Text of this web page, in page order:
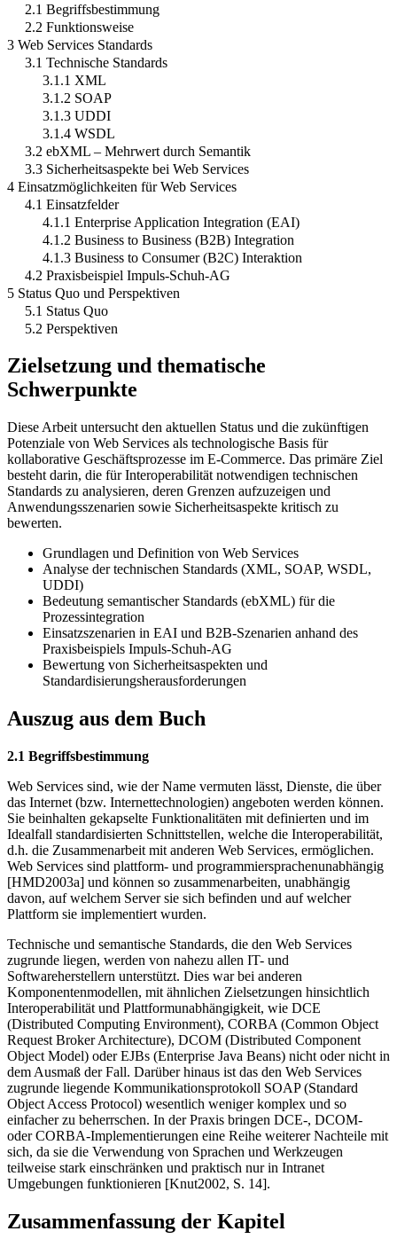
2.1 Begriffsbestimmung
2.2 Funktionsweise
3 Web Services Standards
3.1 Technische Standards
3.1.1 XML
3.1.2 SOAP
3.1.3 UDDI
3.1.4 WSDL
3.2 ebXML – Mehrwert durch Semantik
3.3 Sicherheitsaspekte bei Web Services
4 Einsatzmöglichkeiten für Web Services
4.1 Einsatzfelder
4.1.1 Enterprise Application Integration (EAI)
4.1.2 Business to Business (B2B) Integration
4.1.3 Business to Consumer (B2C) Interaktion
4.2 Praxisbeispiel Impuls-Schuh-AG
5 Status Quo und Perspektiven
5.1 Status Quo
5.2 Perspektiven
Zielsetzung und thematische
Schwerpunkte
Diese Arbeit untersucht den aktuellen Status und die zukünftigen
Potenziale von Web Services als technologische Basis für
kollaborative Geschäftsprozesse im E-Commerce. Das primäre Ziel
besteht darin, die für Interoperabilität notwendigen technischen
Standards zu analysieren, deren Grenzen aufzuzeigen und
Anwendungsszenarien sowie Sicherheitsaspekte kritisch zu
bewerten.
Grundlagen und Definition von Web Services
Analyse der technischen Standards (XML, SOAP, WSDL,
UDDI)
Bedeutung semantischer Standards (ebXML) für die
Prozessintegration
Einsatzszenarien in EAI und B2B-Szenarien anhand des
Praxisbeispiels Impuls-Schuh-AG
Bewertung von Sicherheitsaspekten und
Standardisierungsherausforderungen
Auszug aus dem Buch
2.1 Begriffsbestimmung
Web Services sind, wie der Name vermuten lässt, Dienste, die über
das Internet (bzw. Internettechnologien) angeboten werden können.
Sie beinhalten gekapselte Funktionalitäten mit definierten und im
Idealfall standardisierten Schnittstellen, welche die Interoperabilität,
d.h. die Zusammenarbeit mit anderen Web Services, ermöglichen.
Web Services sind plattform- und programmiersprachenunabhängig
[HMD2003a] und können so zusammenarbeiten, unabhängig
davon, auf welchem Server sie sich befinden und auf welcher
Plattform sie implementiert wurden.
Technische und semantische Standards, die den Web Services
zugrunde liegen, werden von nahezu allen IT- und
Softwareherstellern unterstützt. Dies war bei anderen
Komponentenmodellen, mit ähnlichen Zielsetzungen hinsichtlich
Interoperabilität und Plattformunabhängigkeit, wie DCE
(Distributed Computing Environment), CORBA (Common Object
Request Broker Architecture), DCOM (Distributed Component
Object Model) oder EJBs (Enterprise Java Beans) nicht oder nicht in
dem Ausmaß der Fall. Darüber hinaus ist das den Web Services
zugrunde liegende Kommunikationsprotokoll SOAP (Standard
Object Access Protocol) wesentlich weniger komplex und so
einfacher zu beherrschen. In der Praxis bringen DCE-, DCOM-
oder CORBA-Implementierungen eine Reihe weiterer Nachteile mit
sich, da sie die Verwendung von Sprachen und Werkzeugen
teilweise stark einschränken und praktisch nur in Intranet
Umgebungen funktionieren [Knut2002, S. 14].
Zusammenfassung der Kapitel